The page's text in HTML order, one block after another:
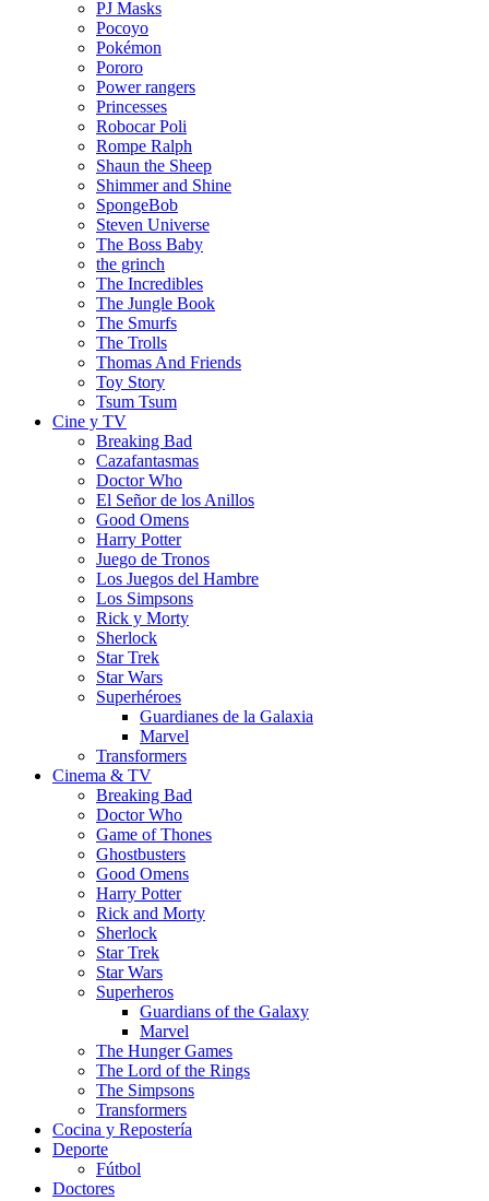
PJ Masks
Pocoyo
Pokémon
Pororo
Power rangers
Princesses
Robocar Poli
Rompe Ralph
Shaun the Sheep
Shimmer and Shine
SpongeBob
Steven Universe
The Boss Baby
the grinch
The Incredibles
The Jungle Book
The Smurfs
The Trolls
Thomas And Friends
Toy Story
Tsum Tsum
Cine y TV
Breaking Bad
Cazafantasmas
Doctor Who
El Señor de los Anillos
Good Omens
Harry Potter
Juego de Tronos
Los Juegos del Hambre
Los Simpsons
Rick y Morty
Sherlock
Star Trek
Star Wars
Superhéroes
Guardianes de la Galaxia
Marvel
Transformers
Cinema & TV
Breaking Bad
Doctor Who
Game of Thones
Ghostbusters
Good Omens
Harry Potter
Rick and Morty
Sherlock
Star Trek
Star Wars
Superheros
Guardians of the Galaxy
Marvel
The Hunger Games
The Lord of the Rings
The Simpsons
Transformers
Cocina y Repostería
Deporte
Fútbol
Doctores